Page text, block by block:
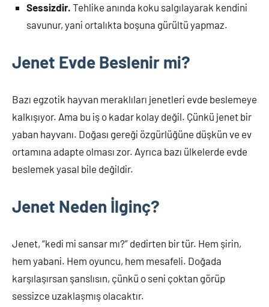
Sessizdir. Tehlike anında koku salgılayarak kendini
savunur, yani ortalıkta boşuna gürültü yapmaz.
Jenet Evde Beslenir mi?
Bazı egzotik hayvan meraklıları jenetleri evde beslemeye
kalkışıyor. Ama bu iş o kadar kolay değil. Çünkü jenet bir
yaban hayvanı. Doğası gereği özgürlüğüne düşkün ve ev
ortamına adapte olması zor. Ayrıca bazı ülkelerde evde
beslemek yasal bile değildir.
Jenet Neden İlginç?
Jenet, “kedi mi sansar mı?” dedirten bir tür. Hem şirin,
hem yabani. Hem oyuncu, hem mesafeli. Doğada
karşılaşırsan şanslısın, çünkü o seni çoktan görüp
sessizce uzaklaşmış olacaktır.